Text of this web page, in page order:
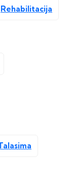
Rehabilitacija